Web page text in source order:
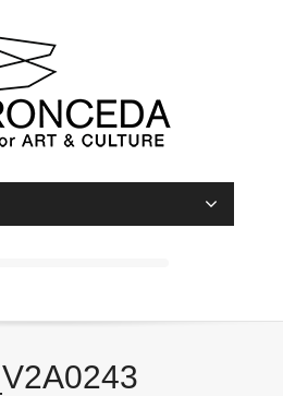
_V2A0243